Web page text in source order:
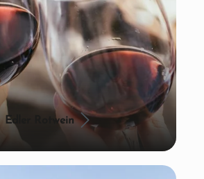
Edler Rotwein